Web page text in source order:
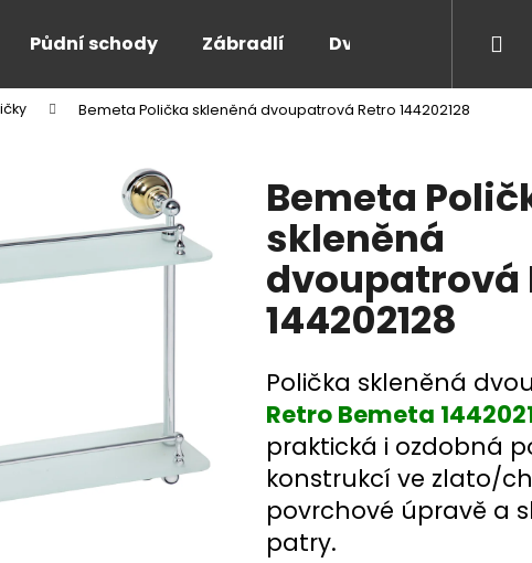
Půdní schody Zábradlí Dveře a zárubně
Bemeta Polička skleněná dvoupatrová Retro 144202128
Bemeta
skleněná
dvoupatrová
144202128
Polička skleněná
Retro Bemeta
praktická i ozdobná
konstrukcí ve zlato/
povrchové úpravě a
patry.
najít?
HLEDAT